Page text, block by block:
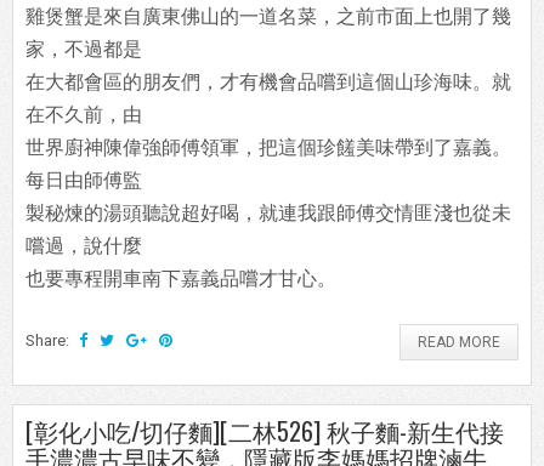
雞煲蟹是來自廣東佛山的一道名菜，之前市面上也開了幾
家，不過都是
在大都會區的朋友們，才有機會品嚐到這個山珍海味。就
在不久前，由
世界廚神陳偉強師傅領軍，把這個珍饈美味帶到了嘉義。
每日由師傅監
製秘煉的湯頭聽說超好喝，就連我跟師傅交情匪淺也從未
嚐過，說什麼
也要專程開車南下嘉義品嚐才甘心。
Share: READ MORE
[彰化小吃/切仔麵][二林526] 秋子麵-新生代接
手濃濃古早味不變，隱藏版李媽媽招牌滷牛